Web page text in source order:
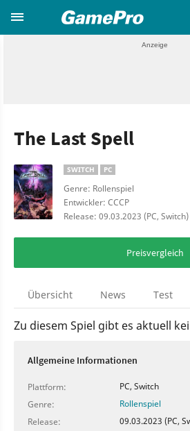
The Last Spell
SWITCH PC
Genre: Rollenspiel
Entwickler: CCCP
Release: 09.03.2023 (PC, Switch)
Preisvergleich
Übersicht News Test
Zu diesem Spiel gibt es aktuell
Allgemeine Informationen
Plattform:
PC, Switch
Genre:
Rollenspiel
Release:
09.03.2023 (PC,